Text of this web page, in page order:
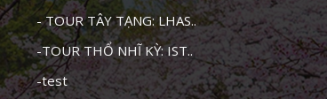
- TOUR TÂY TẠNG: LHAS..
-TOUR THỔ NHĨ KỲ: IST..
-test